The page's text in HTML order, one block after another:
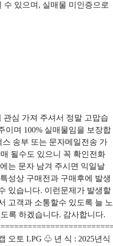
있으며, 실매물 미인증으로
심 가져 주셔서 정말 고맙습
이며 100% 실매물임을 보장합
송부 또는 문자메일전송 가
될수도 있으니 꼭 확인전화
는 문자 남겨 주시면 익일날
성상 구매전과 구매후에 발생
있습니다. 이런문제가 발생할
고객과 소통할수 있도록 늘 노
록 하겠습니다. 감사합니다.
토 LPG ♧ 년 식 : 2025년식